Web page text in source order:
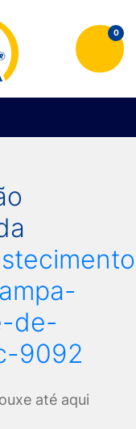
0
de-
9092
até aqui